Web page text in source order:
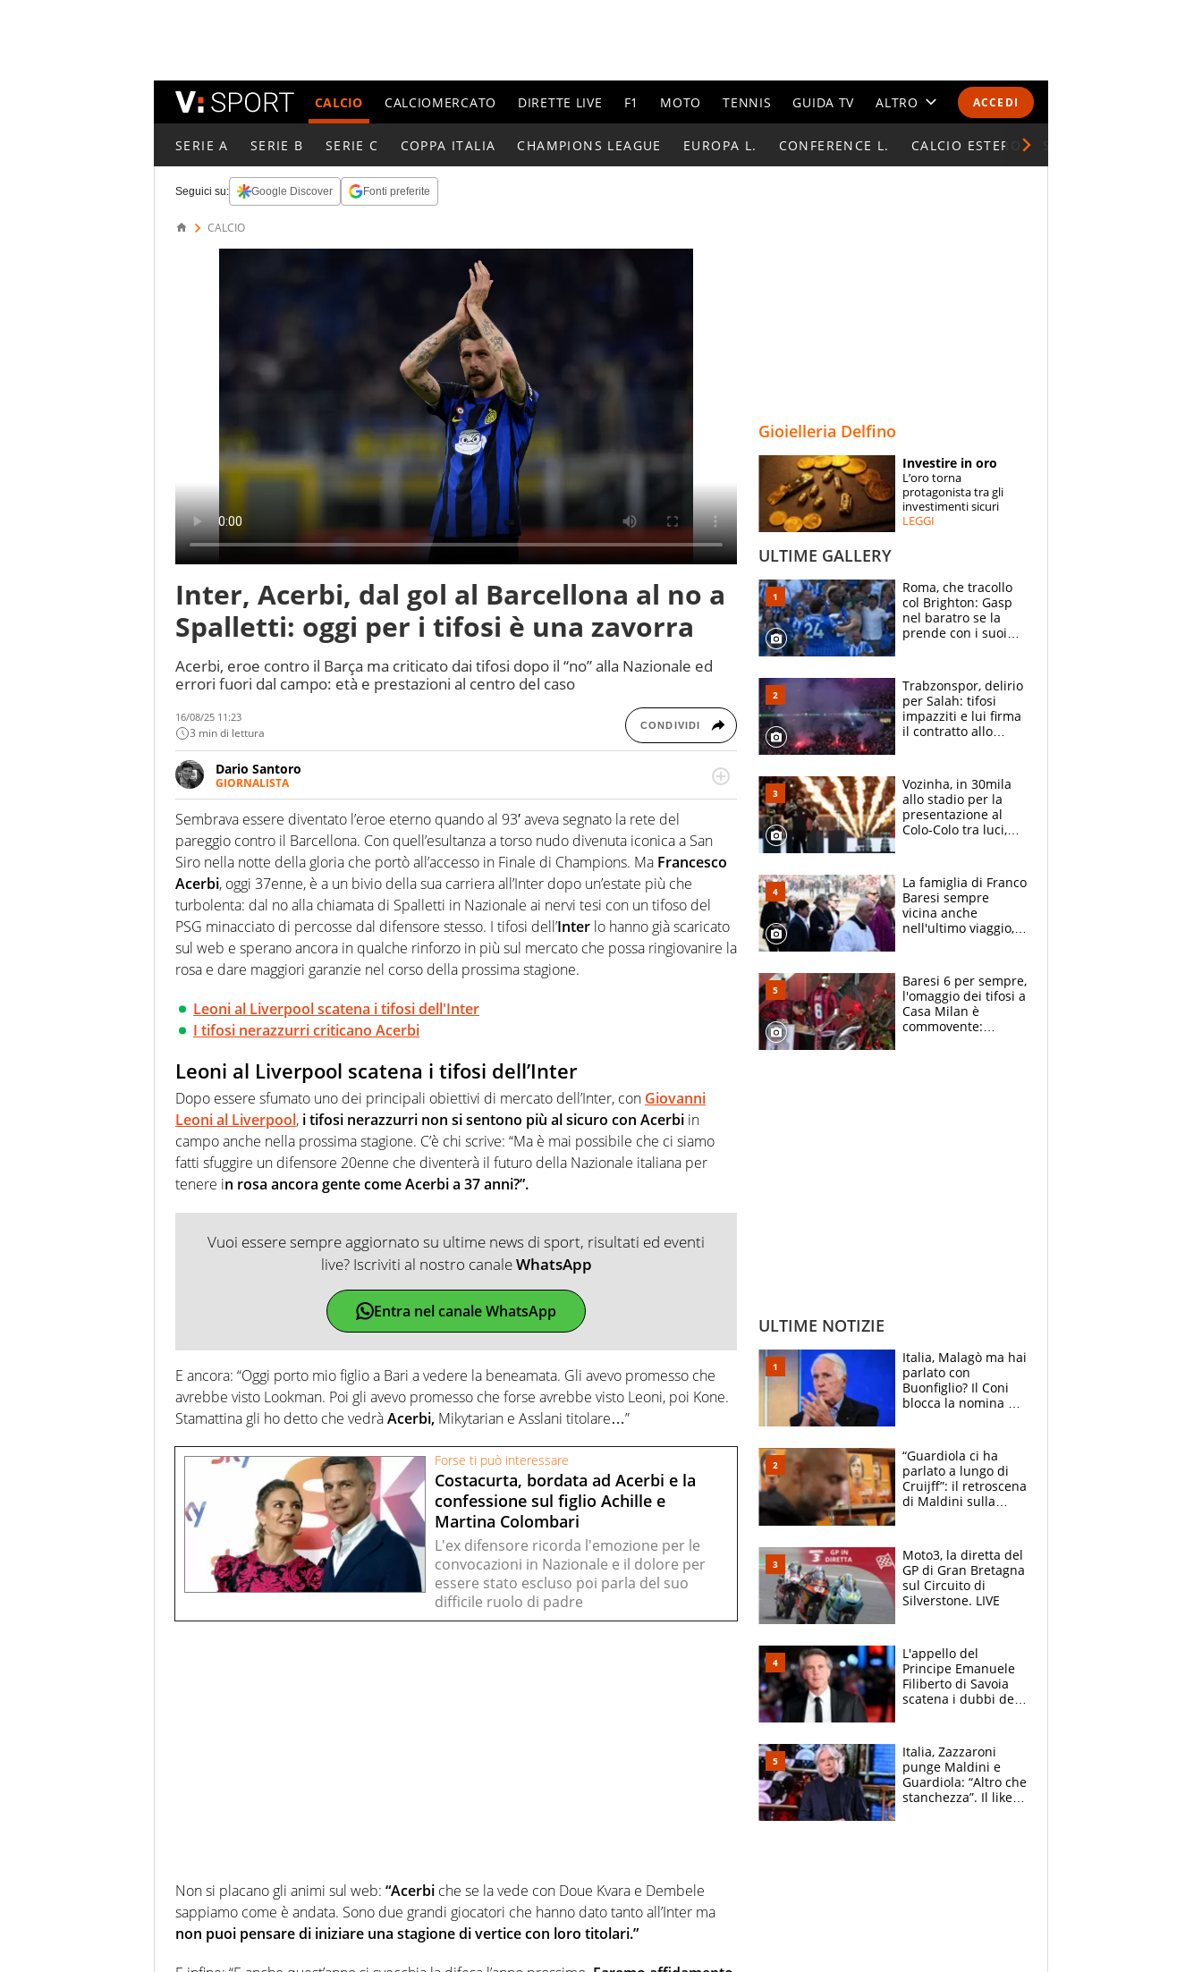
ACCEDI
CALCIO CALCIOMERCATO DIRETTE LIVE F1 MOTO TENNIS GUIDA TV ALTRO
CALENDARI E CLASSIFICHE
ESPERTI
CONTATTI
SERIE A SERIE B SERIE C COPPA ITALIA CHAMPIONS LEAGUE EUROPA L. CONFERENCE L. CALCIO ESTERO
Seguici su: Google Discover Fonti preferite
CALCIO
Inter, Acerbi, dal gol al Barcellona al no a
Spalletti: oggi per i tifosi è una zavorra
Acerbi, eroe contro il Barça ma criticato dai tifosi dopo il “no” alla Nazionale ed
errori fuori dal campo: età e prestazioni al centro del caso
16/08/25 11:23
3 min di lettura CONDIVIDI
Dario Santoro
GIORNALISTA
Scrive, commenta, racconta lo sport in tutte le sfaccettature. Tocca l'apice quando ha
modo di concentrarsi sulle interviste ai grandi protagonisti
Sembrava essere diventato l’eroe eterno quando al 93′ aveva segnato la rete del
pareggio contro il Barcellona. Con quell’esultanza a torso nudo divenuta iconica a San
Siro nella notte della gloria che portò all’accesso in Finale di Champions. Ma Francesco
Acerbi, oggi 37enne, è a un bivio della sua carriera all’Inter dopo un’estate più che
turbolenta: dal no alla chiamata di Spalletti in Nazionale ai nervi tesi con un tifoso del
PSG minacciato di percosse dal difensore stesso. I tifosi dell’Inter lo hanno già scaricato
sul web e sperano ancora in qualche rinforzo in più sul mercato che possa ringiovanire la
rosa e dare maggiori garanzie nel corso della prossima stagione.
Leoni al Liverpool scatena i tifosi dell'Inter
I tifosi nerazzurri criticano Acerbi
Leoni al Liverpool scatena i tifosi dell’Inter
Dopo essere sfumato uno dei principali obiettivi di mercato dell’Inter, con Giovanni
Leoni al Liverpool, i tifosi nerazzurri non si sentono più al sicuro con Acerbi in
campo anche nella prossima stagione. C’è chi scrive: “Ma è mai possibile che ci siamo
fatti sfuggire un difensore 20enne che diventerà il futuro della Nazionale italiana per
tenere in rosa ancora gente come Acerbi a 37 anni?”.
Vuoi essere sempre aggiornato su ultime news di sport, risultati ed eventi
live? Iscriviti al nostro canaleWhatsApp
Entra nel canale WhatsApp
E ancora: “Oggi porto mio figlio a Bari a vedere la beneamata. Gli avevo promesso che
avrebbe visto Lookman. Poi gli avevo promesso che forse avrebbe visto Leoni, poi Kone.
Stamattina gli ho detto che vedràAcerbi, Mikytarian e Asslani titolare…”
Forse ti può interessare
Costacurta, bordata ad Acerbi e la
confessione sul figlio Achille e
Martina Colombari
L'ex difensore ricorda l'emozione per le
convocazioni in Nazionale e il dolore per
essere stato escluso poi parla del suo
difficile ruolo di padre
Non si placano gli animi sul web: “Acerbi che se la vede con Doue Kvara e Dembele
sappiamo come è andata. Sono due grandi giocatori che hanno dato tanto all’Inter ma
non puoi pensare di iniziare una stagione di vertice con loro titolari.”
Gioielleria Delfino
Investire in oro
L’oro torna
protagonista tra gli
investimenti sicuri
LEGGI
ULTIME GALLERY
Roma, che tracollo
col Brighton: Gasp
nel baratro se la
prende con i suoi
Trabzonspor, delirio
per Salah: tifosi
impazziti e lui firma
il contratto allo
Vozinha, in 30mila
allo stadio per la
presentazione al
Colo-Colo tra luci,
La famiglia di Franco
Baresi sempre
vicina anche
nell'ultimo viaggio,
circondati
dall'affetto dei tifosi
Baresi 6 per sempre,
l'omaggio dei tifosi a
Casa Milan è
commovente:
ULTIME NOTIZIE
Italia, Malagò ma hai
parlato con
Buonfiglio? Il Coni
blocca la nomina di
“Guardiola ci ha
parlato a lungo di
Cruijff”: il retroscena
di Maldini sulla
Moto3, la diretta del
GP di Gran Bretagna
sul Circuito di
Silverstone. LIVE
L'appello del
Principe Emanuele
Filiberto di Savoia
scatena i dubbi dei
Italia, Zazzaroni
punge Maldini e
Guardiola: “Altro che
stanchezza”. Il like